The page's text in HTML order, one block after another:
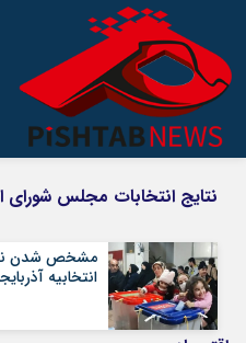
آپارات
رمز عبور
نتایج انتخابات مجلس شورای
انتخابیه